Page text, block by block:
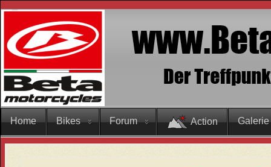
Home Bikes Forum Action Galerie